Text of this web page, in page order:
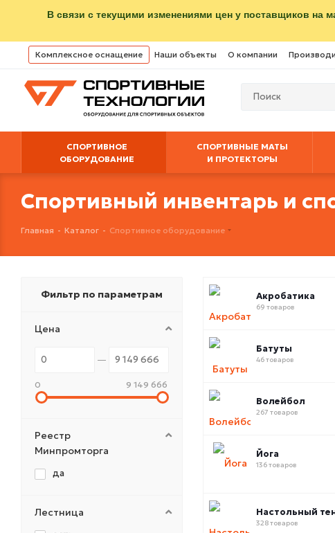
В связи с текущими изменениями цен у поставщиков на
Комплексное оснащение Наши объекты О компании
СПОРТИВНОЕ
ОБОРУДОВАНИЕ
СПОРТИВНЫЕ МАТЫ
И ПРОТЕКТОРЫ
Спортивный инвентарь и
Главная - Каталог - Спортивное оборудование
Акробатика
69 товаров
Батуты
46 товаров
Волейбол
267 товаров
Йога
136 товаров
Настольный
328 товаров
Фильтр по параметрам
Цена
0 9 149 666
Реестр
Минпромторга
да
Лестница